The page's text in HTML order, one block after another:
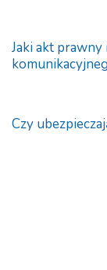
Jaki akt
Czy